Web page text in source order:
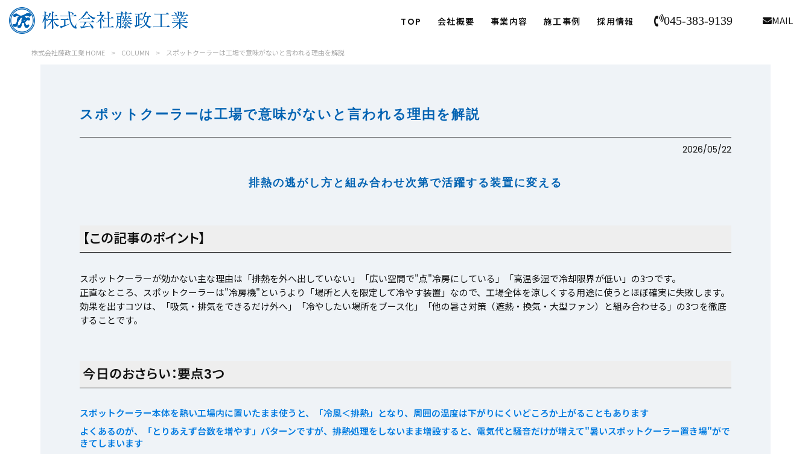
TOP 会社概要 事業内容 施工事例 採用情報 045-383-9139 MAIL
株式会社藤政工業 HOME > COLUMN > スポットクーラーは工場で意味がないと言われる理由を解説
スポットクーラーは工場で意味がないと言われる理由を解説
2026/05/22
排熱の逃がし方と組み合わせ次第で活躍する装置に変える
【この記事のポイント】
スポットクーラーが効かない主な理由は「排熱を外へ出していない」「広い空間で"点"冷房にしている」「高温多湿で冷却限界が低い」の3つです。
正直なところ、スポットクーラーは"冷房機"というより「場所と人を限定して冷やす装置」なので、工場全体を涼しくする用途に使うとほぼ確実に失敗します。
効果を出すコツは、「吸気・排気をできるだけ外へ」「冷やしたい場所をブース化」「他の暑さ対策（遮熱・換気・大型ファン）と組み合わせる」の3つを徹底
することです。
今日のおさらい：要点3つ
スポットクーラー本体を熱い工場内に置いたまま使うと、「冷風＜排熱」となり、周囲の温度は下がりにくいどころか上がることもあります
よくあるのが、「とりあえず台数を増やす」パターンですが、排熱処理をしないまま増設すると、電気代と騒音だけが増えて"暑いスポットクーラー置き場"がで
きてしまいます